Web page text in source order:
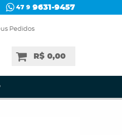
47 9 9631-9457
Pedidos
R$ 0,00